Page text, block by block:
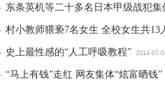
东条英机等二十多名日本甲级战犯
村小教师猥亵7名女生 全校女生共13
史上最性感的“人工呼吸教程” 2014-07-
“马上有钱”走红 网友集体“炫富晒钱”